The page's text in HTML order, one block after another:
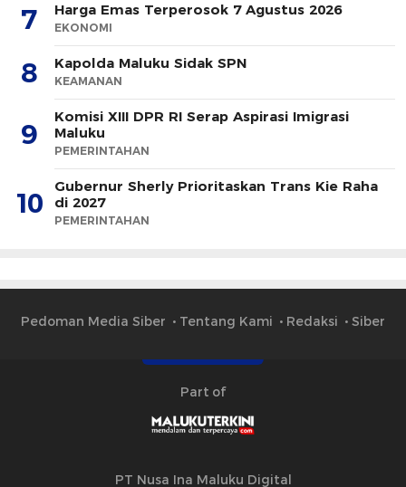
7 Harga Emas Terperosok 7 Agustus 2026
EKONOMI
8 Kapolda Maluku Sidak SPN
KEAMANAN
9
Komisi XIII DPR RI Serap Aspirasi Imigrasi
Maluku
PEMERINTAHAN
10
Gubernur Sherly Prioritaskan Trans Kie Raha
di 2027
PEMERINTAHAN
Pedoman Media Siber Tentang Kami Redaksi Siber
Part of
PT Nusa Ina Maluku Digital